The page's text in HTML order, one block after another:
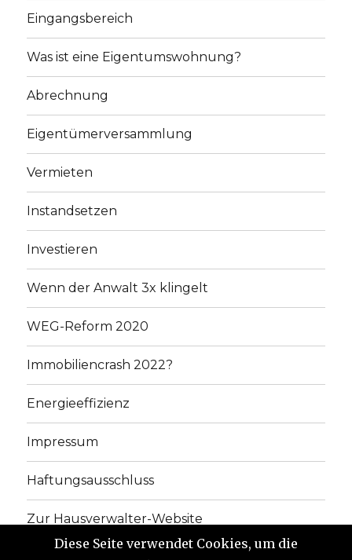
Eingangsbereich
Was ist eine Eigentumswohnung?
Abrechnung
Eigentümerversammlung
Vermieten
Instandsetzen
Investieren
Wenn der Anwalt 3x klingelt
WEG-Reform 2020
Immobiliencrash 2022?
Energieeffizienz
Impressum
Haftungsausschluss
Zur Hausverwalter-Website
Diese Seite verwendet Cookies, um die